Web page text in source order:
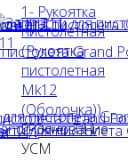
1- Рукоятка
пистолетная
(Рукоятка
пистолетная
Mk12
(Оболочка))
2-Основание
УСМ